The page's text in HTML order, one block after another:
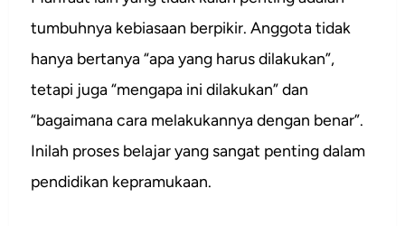
tumbuhnya kebiasaan berpikir. Anggota tidak
hanya bertanya “apa yang harus dilakukan”,
tetapi juga “mengapa ini dilakukan” dan
“bagaimana cara melakukannya dengan benar”.
Inilah proses belajar yang sangat penting dalam
pendidikan kepramukaan.